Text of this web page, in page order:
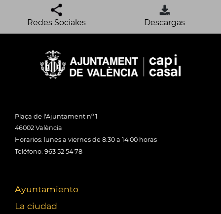
Redes Sociales Descargas
Plaça de l'Ajuntament nº 1
46002 València
Horarios: lunes a viernes de 8:30 a 14:00 horas
Teléfono: 963 52 54 78
Ayuntamiento
La ciudad